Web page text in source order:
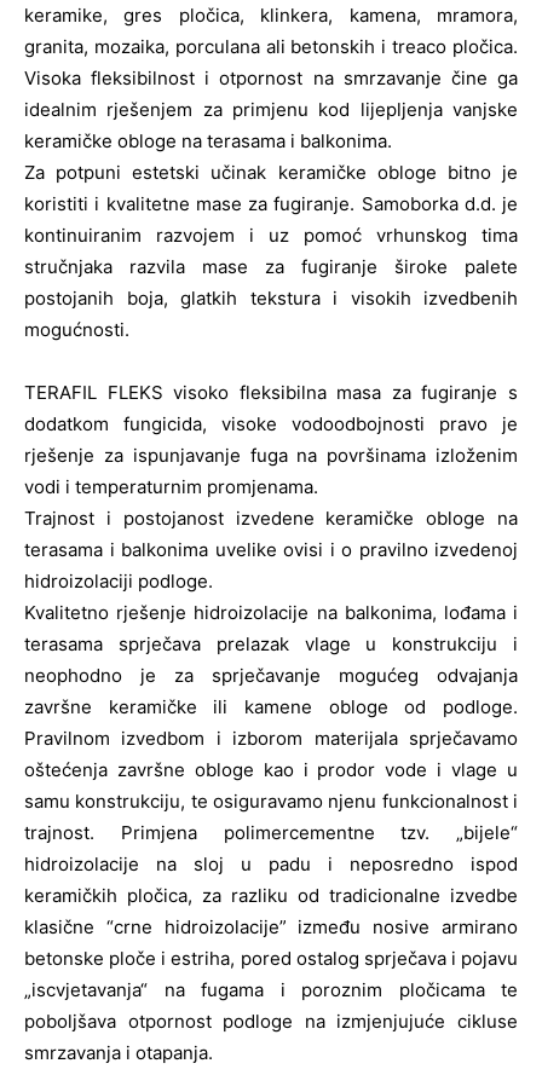
keramike, gres pločica, klinkera, kamena, mramora,
granita, mozaika, porculana ali betonskih i treaco pločica.
Visoka fleksibilnost i otpornost na smrzavanje čine ga
idealnim rješenjem za primjenu kod lijepljenja vanjske
keramičke obloge na terasama i balkonima.
Za potpuni estetski učinak keramičke obloge bitno je
koristiti i kvalitetne mase za fugiranje. Samoborka d.d. je
kontinuiranim razvojem i uz pomoć vrhunskog tima
stručnjaka razvila mase za fugiranje široke palete
postojanih boja, glatkih tekstura i visokih izvedbenih
mogućnosti.
TERAFIL FLEKS visoko fleksibilna masa za fugiranje s
dodatkom fungicida, visoke vodoodbojnosti pravo je
rješenje za ispunjavanje fuga na površinama izloženim
vodi i temperaturnim promjenama.
Trajnost i postojanost izvedene keramičke obloge na
terasama i balkonima uvelike ovisi i o pravilno izvedenoj
hidroizolaciji podloge.
Kvalitetno rješenje hidroizolacije na balkonima, lođama i
terasama sprječava prelazak vlage u konstrukciju i
neophodno je za sprječavanje mogućeg odvajanja
završne keramičke ili kamene obloge od podloge.
Pravilnom izvedbom i izborom materijala sprječavamo
oštećenja završne obloge kao i prodor vode i vlage u
samu konstrukciju, te osiguravamo njenu funkcionalnost i
trajnost. Primjena polimercementne tzv. „bijele“
hidroizolacije na sloj u padu i neposredno ispod
keramičkih pločica, za razliku od tradicionalne izvedbe
klasične “crne hidroizolacije” između nosive armirano
betonske ploče i estriha, pored ostalog sprječava i pojavu
„iscvjetavanja“ na fugama i poroznim pločicama te
poboljšava otpornost podloge na izmjenjujuće cikluse
smrzavanja i otapanja.